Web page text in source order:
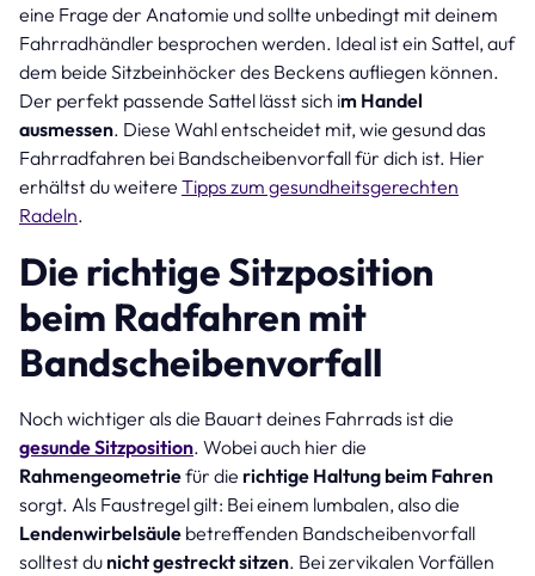
eine Frage der Anatomie und sollte unbedingt mit deinem
Fahrradhändler besprochen werden. Ideal ist ein Sattel, auf
dem beide Sitzbeinhöcker des Beckens aufliegen können.
Der perfekt passende Sattel lässt sich im Handel
ausmessen. Diese Wahl entscheidet mit, wie gesund das
Fahrradfahren bei Bandscheibenvorfall für dich ist. Hier
erhältst du weitere Tipps zum gesundheitsgerechten
Radeln.
Die richtige Sitzposition
beim Radfahren mit
Bandscheibenvorfall
Noch wichtiger als die Bauart deines Fahrrads ist die
gesunde Sitzposition. Wobei auch hier die
Rahmengeometriefür die richtige Haltung beim Fahren
sorgt. Als Faustregel gilt: Bei einem lumbalen, also die
Lendenwirbelsäule betreffenden Bandscheibenvorfall
solltest du nicht gestreckt sitzen. Bei zervikalen Vorfällen